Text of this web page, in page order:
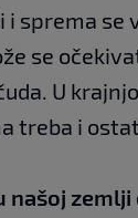
sprema se
se
U
treba i